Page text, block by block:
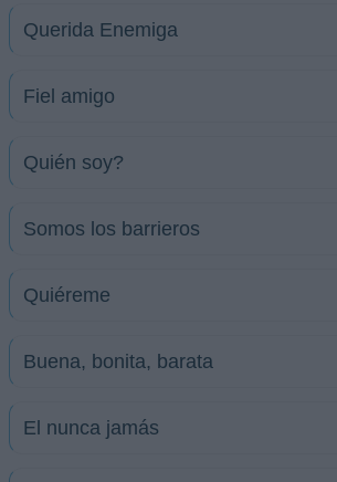
Querida Enemiga
Fiel amigo
Quién soy?
Somos los barrieros
Quiéreme
Buena, bonita, barata
El nunca jamás